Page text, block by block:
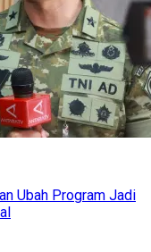
Ubah Program Jadi